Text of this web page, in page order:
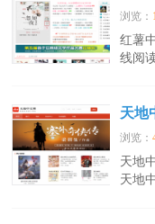
浏览：
红薯
线阅
天地
浏览：
天地
天地